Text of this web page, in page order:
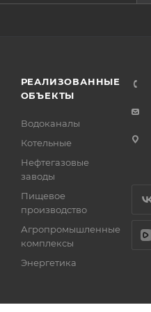
РЕАЛИЗОВАННЫЕ
ОБЪЕКТЫ
Водоканалы
Котельные
Нефтегазовые
заводы
Пищевое
производство
Агропромышленные
комплексы
Энергетика